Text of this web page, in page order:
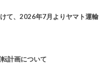
て、2026年7月よりヤマト運輸
計画について